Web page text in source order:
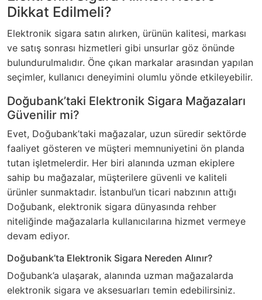
Dikkat Edilmeli?
Elektronik sigara satın alırken, ürünün kalitesi, markası
ve satış sonrası hizmetleri gibi unsurlar göz önünde
bulundurulmalıdır. Öne çıkan markalar arasından yapılan
seçimler, kullanıcı deneyimini olumlu yönde etkileyebilir.
Doğubank’taki Elektronik Sigara Mağazaları
Güvenilir mi?
Evet, Doğubank’taki mağazalar, uzun süredir sektörde
faaliyet gösteren ve müşteri memnuniyetini ön planda
tutan işletmelerdir. Her biri alanında uzman ekiplere
sahip bu mağazalar, müşterilere güvenli ve kaliteli
ürünler sunmaktadır. İstanbul’un ticari nabzının attığı
Doğubank, elektronik sigara dünyasında rehber
niteliğinde mağazalarla kullanıcılarına hizmet vermeye
devam ediyor.
Doğubank’ta Elektronik Sigara Nereden Alınır?
Doğubank’a ulaşarak, alanında uzman mağazalarda
elektronik sigara ve aksesuarları temin edebilirsiniz.